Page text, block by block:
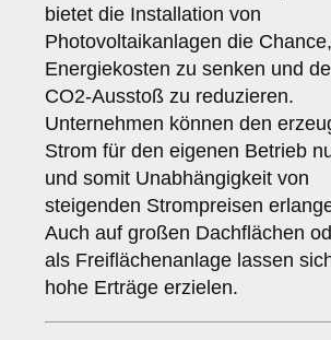
bietet die Installation von
Photovoltaikanlagen die Chance,
Energiekosten zu senken und
CO2-Ausstoß zu reduzieren.
Unternehmen können den
Strom für den eigenen Betrieb
und somit Unabhängigkeit von
steigenden Strompreisen
Auch auf großen Dachflächen
als Freiflächenanlage lassen
hohe Erträge erzielen.